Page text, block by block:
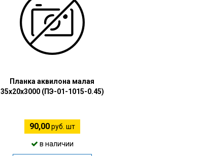
Планка аквилона малая
35х20х3000 (ПЭ-01-1015-0.45)
90,00руб. шт
в наличии